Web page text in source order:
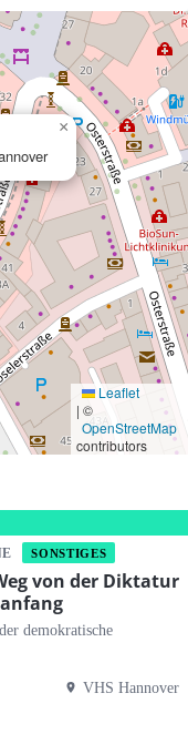
×
Leaflet
| ©
OpenStreetMap
contributors
SONSTIGES
von der Diktatur
demokratische
VHS Hannover